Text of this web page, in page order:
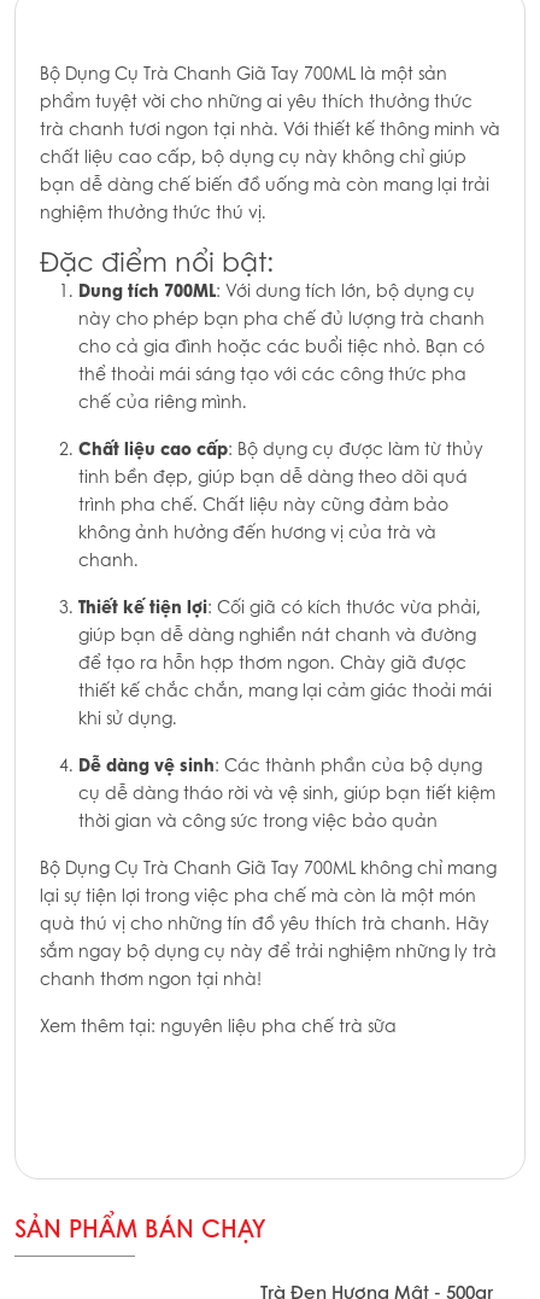
Bộ Dụng Cụ Trà Chanh Giã Tay 700ML là một sản
phẩm tuyệt vời cho những ai yêu thích thưởng thức
trà chanh tươi ngon tại nhà. Với thiết kế thông minh và
chất liệu cao cấp, bộ dụng cụ này không chỉ giúp
bạn dễ dàng chế biến đồ uống mà còn mang lại trải
nghiệm thưởng thức thú vị.
Đặc điểm nổi bật:
Dung tích 700ML: Với dung tích lớn, bộ dụng cụ
này cho phép bạn pha chế đủ lượng trà chanh
cho cả gia đình hoặc các buổi tiệc nhỏ. Bạn có
thể thoải mái sáng tạo với các công thức pha
chế của riêng mình.
Chất liệu cao cấp: Bộ dụng cụ được làm từ thủy
tinh bền đẹp, giúp bạn dễ dàng theo dõi quá
trình pha chế. Chất liệu này cũng đảm bảo
không ảnh hưởng đến hương vị của trà và
chanh.
Thiết kế tiện lợi: Cối giã có kích thước vừa phải,
giúp bạn dễ dàng nghiền nát chanh và đường
để tạo ra hỗn hợp thơm ngon. Chày giã được
thiết kế chắc chắn, mang lại cảm giác thoải mái
khi sử dụng.
Dễ dàng vệ sinh: Các thành phần của bộ dụng
cụ dễ dàng tháo rời và vệ sinh, giúp bạn tiết kiệm
thời gian và công sức trong việc bảo quản
Bộ Dụng Cụ Trà Chanh Giã Tay 700ML không chỉ mang
lại sự tiện lợi trong việc pha chế mà còn là một món
quà thú vị cho những tín đồ yêu thích trà chanh. Hãy
sắm ngay bộ dụng cụ này để trải nghiệm những ly trà
chanh thơm ngon tại nhà!
Xem thêm tại: nguyên liệu pha chế trà sữa
SẢN PHẨM BÁN CHẠY
Trà Đen Hương Mật - 500gr